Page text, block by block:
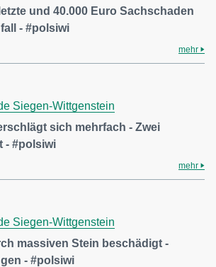
und 40.000 Euro Sachschaden
- #polsiwi
mehr
Siegen-Wittgenstein
sich mehrfach - Zwei
- #polsiwi
mehr
Siegen-Wittgenstein
massiven Stein beschädigt -
- #polsiwi